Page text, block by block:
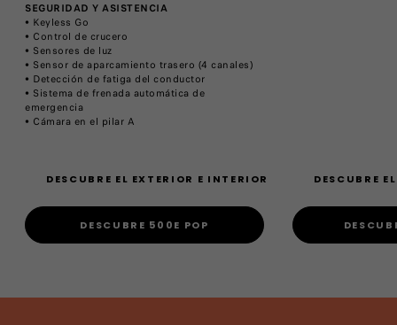
SEGURIDAD Y ASISTENCIA
​• Keyless Go
​• Control de crucero
​• Sensores de luz
​• Sensor de aparcamiento trasero (4 canales)
• Detección de fatiga del conductor
• Sistema de frenada automática de
emergencia
• Cámara en el pilar A
DESCUBRE EL EXTERIOR E INTERIOR
DESCUBRE 500E POP
DESCUBRE